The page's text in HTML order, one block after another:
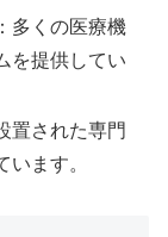
：多くの医療機
を提供してい
置された専門
ます。